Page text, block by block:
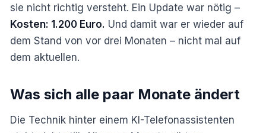
sie nicht richtig versteht. Ein Update war nötig –
Kosten: 1.200 Euro. Und damit war er wieder auf
dem Stand von vor drei Monaten – nicht mal auf
dem aktuellen.
Was sich alle paar Monate ändert
Die Technik hinter einem KI-Telefonassistenten